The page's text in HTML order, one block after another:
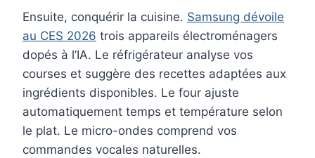
Ensuite, conquérir la cuisine. Samsung dévoile
au CES 2026 trois appareils électroménagers
dopés à l’IA. Le réfrigérateur analyse vos
courses et suggère des recettes adaptées aux
ingrédients disponibles. Le four ajuste
automatiquement temps et température selon
le plat. Le micro-ondes comprend vos
commandes vocales naturelles.